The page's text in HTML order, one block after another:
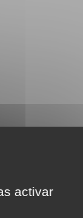
activar